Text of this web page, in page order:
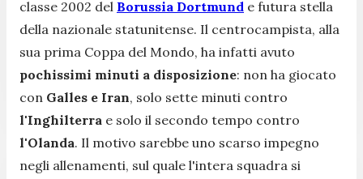
classe 2002 del Borussia Dortmund e futura stella
della nazionale statunitense. Il centrocampista, alla
sua prima Coppa del Mondo, ha infatti avuto
pochissimi minuti a disposizione: non ha giocato
con Galles e Iran, solo sette minuti contro
l'Inghilterra e solo il secondo tempo contro
l'Olanda. Il motivo sarebbe uno scarso impegno
negli allenamenti, sul quale l'intera squadra si